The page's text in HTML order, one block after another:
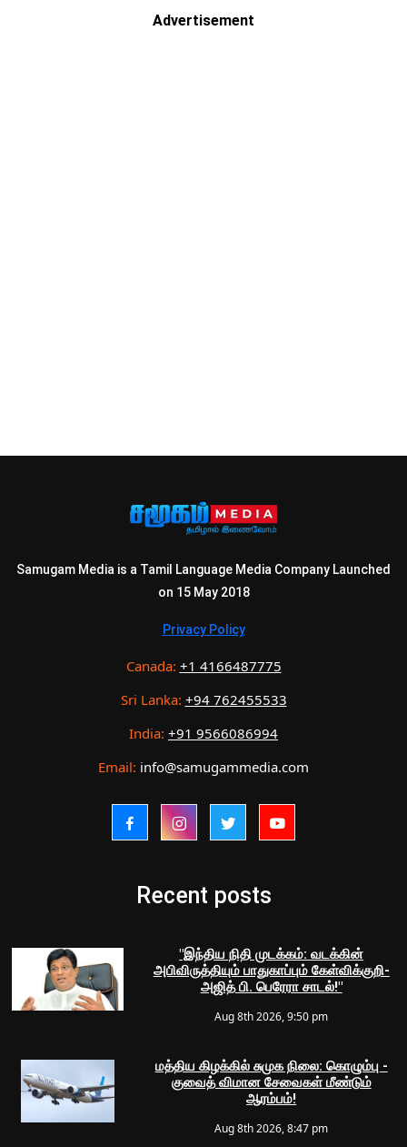
Advertisement
Samugam Media is a Tamil Language Media Company Launched
on 15 May 2018
Privacy Policy
Canada: +1 4166487775
Sri Lanka: +94 762455533
India: +91 9566086994
Email: info@samugammedia.com
Recent posts
"இந்திய நிதி முடக்கம்: வடக்கின்
அபிவிருத்தியும் பாதுகாப்பும் கேள்விக்குறி-
அஜித் பி. பெரேரா சாடல்!"
Aug 8th 2026, 9:50 pm
மத்திய கிழக்கில் சுமுக நிலை: கொழும்பு -
குவைத் விமான சேவைகள் மீண்டும்
ஆரம்பம்!
Aug 8th 2026, 8:47 pm